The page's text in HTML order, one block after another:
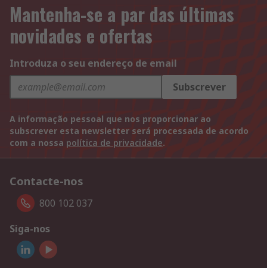
Mantenha-se a par das últimas
novidades e ofertas
Introduza o seu endereço de email
Subscrever
A informação pessoal que nos proporcionar ao
subscrever esta newsletter será processada de acordo
com a nossa política de privacidade.
Contacte-nos
800 102 037
Siga-nos